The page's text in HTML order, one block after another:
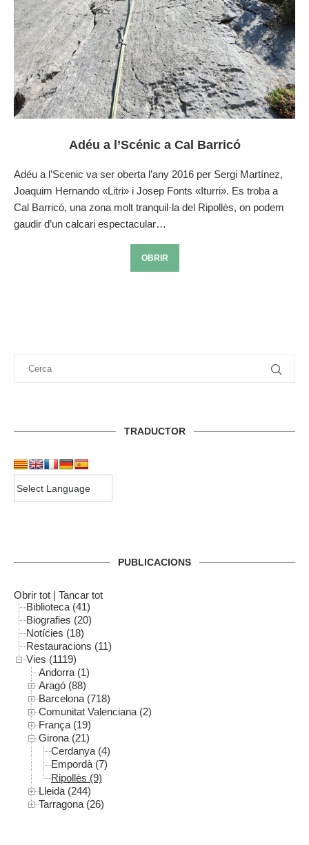
Adéu a l’Scénic a Cal Barricó
Adéu a l’Scenic va ser oberta l’any 2016 per Sergi Martínez,
Joaquim Hernando «Litri» i Josep Fonts «Iturri». Es troba a
Cal Barricó, una zona molt tranquil·la del Ripollès, on podem
gaudir d’un calcari espectacular…
OBRIR
TRADUCTOR
PUBLICACIONS
Obrir tot | Tancar tot
Biblioteca (41)
Biografies (20)
Notícies (18)
Restauracions (11)
Vies (1119)
Andorra (1)
Aragó (88)
Barcelona (718)
Comunitat Valenciana (2)
França (19)
Girona (21)
Cerdanya (4)
Empordà (7)
Ripollès (9)
Lleida (244)
Tarragona (26)